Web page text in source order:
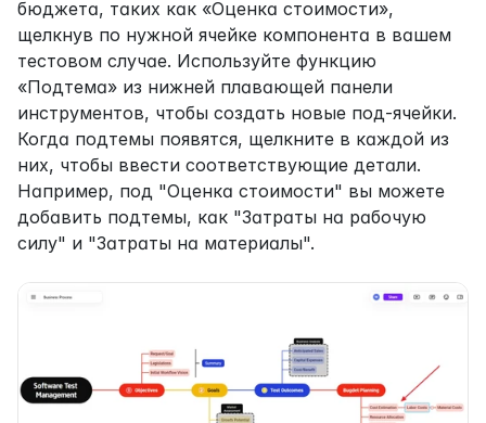
бюджета, таких как «Оценка стоимости»,
щелкнув по нужной ячейке компонента в вашем
тестовом случае. Используйте функцию
«Подтема» из нижней плавающей панели
инструментов, чтобы создать новые под-ячейки.
Когда подтемы появятся, щелкните в каждой из
них, чтобы ввести соответствующие детали.
Например, под "Оценка стоимости" вы можете
добавить подтемы, как "Затраты на рабочую
силу" и "Затраты на материалы".